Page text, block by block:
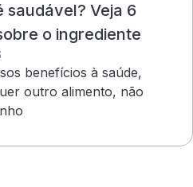
saudável? Veja 6
o ingrediente
benefícios à saúde,
outro alimento, não